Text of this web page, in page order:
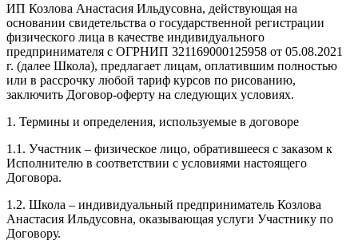
ИП Козлова Анастасия Ильдусовна, действующая на
основании свидетельства о государственной регистрации
физического лица в качестве индивидуального
предпринимателя с ОГРНИП 321169000125958 от 05.08.2021
г. (далее Школа), предлагает лицам, оплатившим полностью
или в рассрочку любой тариф курсов по рисованию,
заключить Договор-оферту на следующих условиях.
1. Термины и определения, используемые в договоре
1.1. Участник – физическое лицо, обратившееся с заказом к
Исполнителю в соответствии с условиями настоящего
Договора.
1.2. Школа – индивидуальный предприниматель Козлова
Анастасия Ильдусовна, оказывающая услуги Участнику по
Договору.